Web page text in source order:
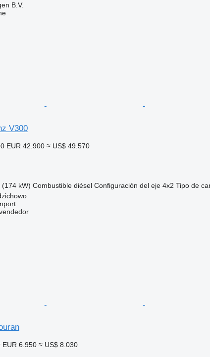
B.V.
V300
EUR 42.900 ≈ US$ 49.570
(174 kW) Combustible diésel Configuración del eje 4x2 Tipo de
EUR 6.950 ≈ US$ 8.030